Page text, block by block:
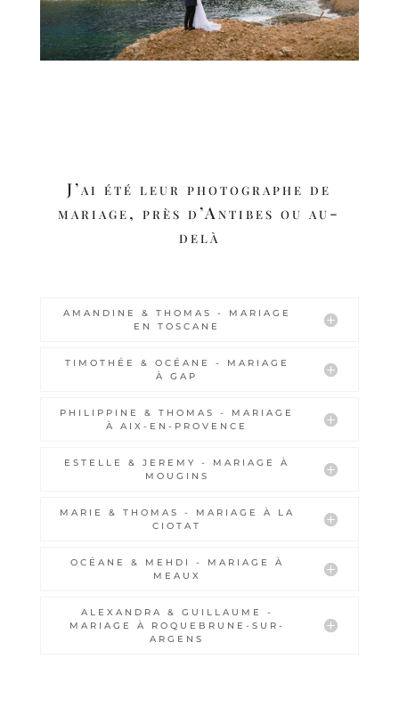
J’ai été leur photographe de
mariage, près d’Antibes ou au-
delà
AMANDINE & THOMAS - MARIAGE
EN TOSCANE
TIMOTHÉE & OCÉANE - MARIAGE
À GAP
PHILIPPINE & THOMAS - MARIAGE
À AIX-EN-PROVENCE
ESTELLE & JEREMY - MARIAGE À
MOUGINS
MARIE & THOMAS - MARIAGE À LA
CIOTAT
OCÉANE & MEHDI - MARIAGE À
MEAUX
ALEXANDRA & GUILLAUME -
MARIAGE À ROQUEBRUNE-SUR-
ARGENS